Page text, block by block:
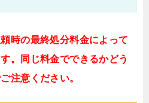
時の最終処分料金によって
。同じ料金でできるかどう
注意ください。